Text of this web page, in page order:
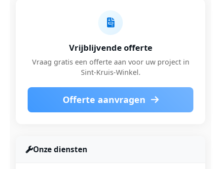
Vrijblijvende offerte
Vraag gratis een offerte aan voor uw project in
Sint-Kruis-Winkel.
Offerte aanvragen
Onze diensten